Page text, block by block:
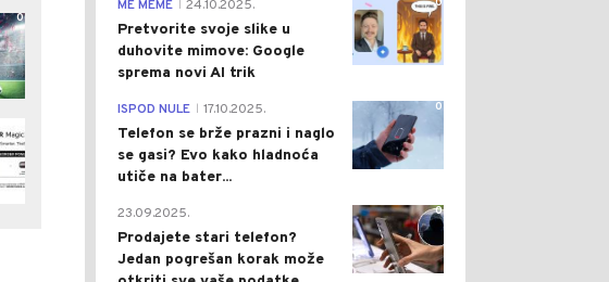
0
ME MEME 24.10.2025.
Pretvorite svoje slike u
duhovite mimove: Google
sprema novi AI trik
0
ISPOD NULE 17.10.2025.
Telefon se brže prazni i naglo
se gasi? Evo kako hladnoća
utiče na bater...
0
23.09.2025.
Prodajete stari telefon?
Jedan pogrešan korak može